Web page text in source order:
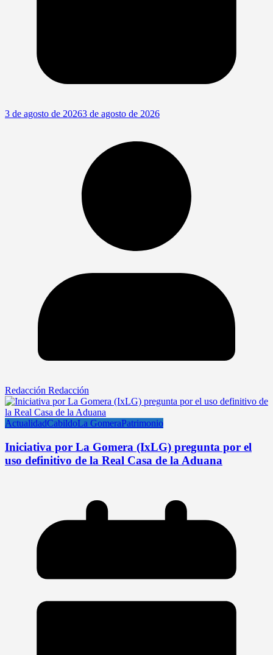
3 de agosto de 20263 de agosto de 2026
Redacción Redacción
ActualidadCabildoLa GomeraPatrimonio
Iniciativa por La Gomera (IxLG) pregunta por el
uso definitivo de la Real Casa de la Aduana